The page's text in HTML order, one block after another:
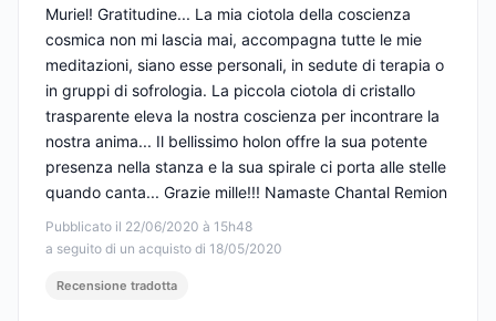
Pubblicato il 22/06/2020 à 15h48
a seguito di un acquisto di 18/05/2020
Muriel! Gratitudine... La mia ciotola della coscienza
cosmica non mi lascia mai, accompagna tutte le mie
meditazioni, siano esse personali, in sedute di terapia o
in gruppi di sofrologia. La piccola ciotola di cristallo
trasparente eleva la nostra coscienza per incontrare la
nostra anima... Il bellissimo holon offre la sua potente
presenza nella stanza e la sua spirale ci porta alle stelle
quando canta... Grazie mille!!! Namaste Chantal Remion
Recensione tradotta